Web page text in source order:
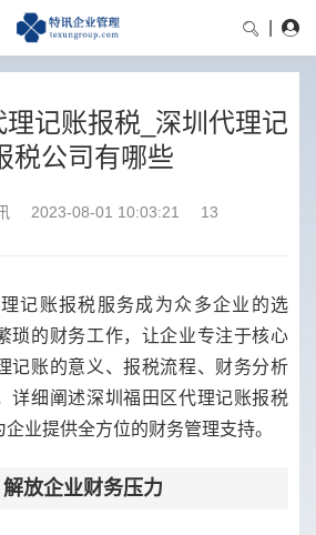
记账报税_深圳代理记
税公司有哪些
2023-08-01 10:03:21 13
记账报税服务成为众多企业的选
琐的财务工作，让企业专注于核心
记账的意义、报税流程、财务分析
详细阐述深圳福田区代理记账报税
业提供全方位的财务管理支持。
放企业财务压力